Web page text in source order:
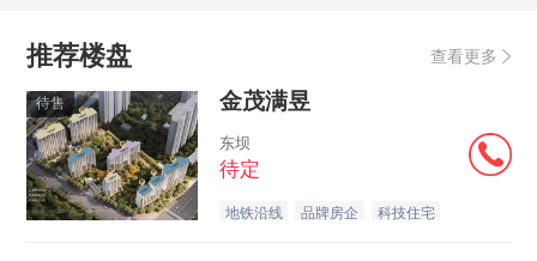
推荐楼盘 查看更多
待售 金茂满昱
东坝
待定
地铁沿线 品牌房企 科技住宅